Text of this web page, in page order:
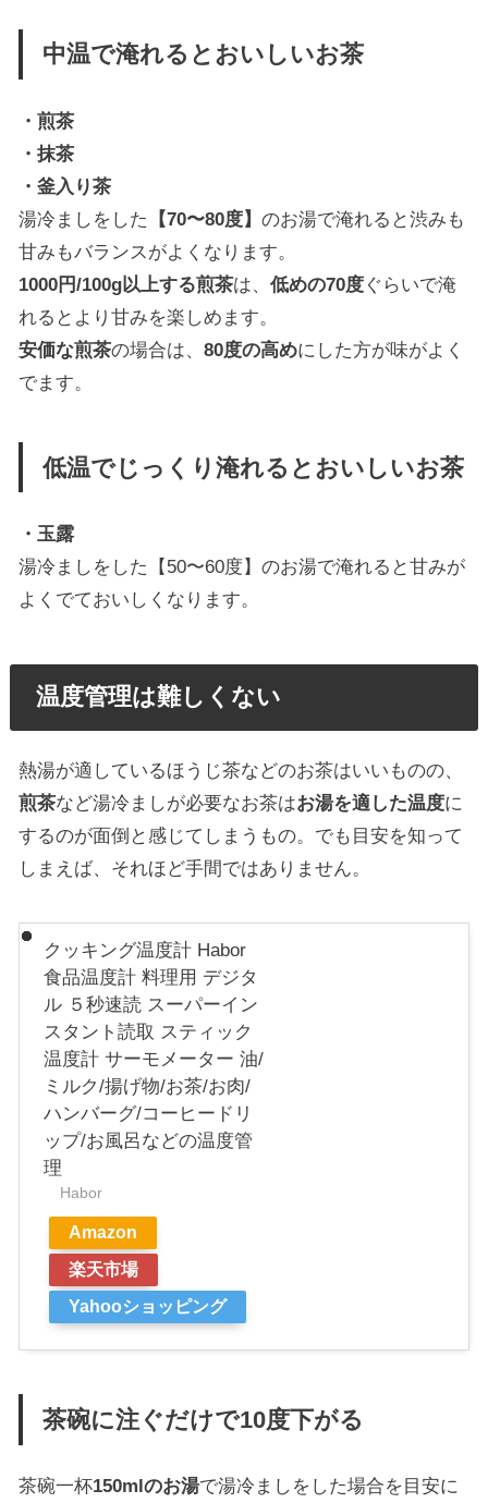
中温で淹れるとおいしいお茶
・煎茶
・抹茶
・釜入り茶
湯冷ましをした
【70〜80度】のお湯で淹れると渋みも
甘みもバランスがよくなります。
1000円/100g以上する煎茶は、低めの70度 ぐらいで淹
れるとより甘みを楽しめます。
安価な煎茶の場合は、80度の高めにした方が味がよく
でます。
低温でじっくり淹れるとおいしいお茶
・玉露
湯冷ましをした【50〜60度】のお湯で淹れると甘みが
よくでておいしくなります。
温度管理は難しくない
熱湯が適しているほうじ茶などのお茶はいいものの、
煎茶など湯冷ましが必要なお茶はお湯を適した温度に
するのが面倒と感じてしまうもの。でも目安を知って
しまえば、それほど手間ではありません。
クッキング温度計 Habor
食品温度計 料理用 デジタ
ル ５秒速読 スーパーイン
スタント読取 スティック
温度計 サーモメーター 油/
ミルク/揚げ物/お茶/お肉/
ハンバーグ/コーヒードリ
ップ/お風呂などの温度管
理
Habor
Amazon
楽天市場
Yahooショッピング
茶碗に注ぐだけで10度下がる
茶碗一杯150mlのお湯で湯冷ましをした場合を目安に